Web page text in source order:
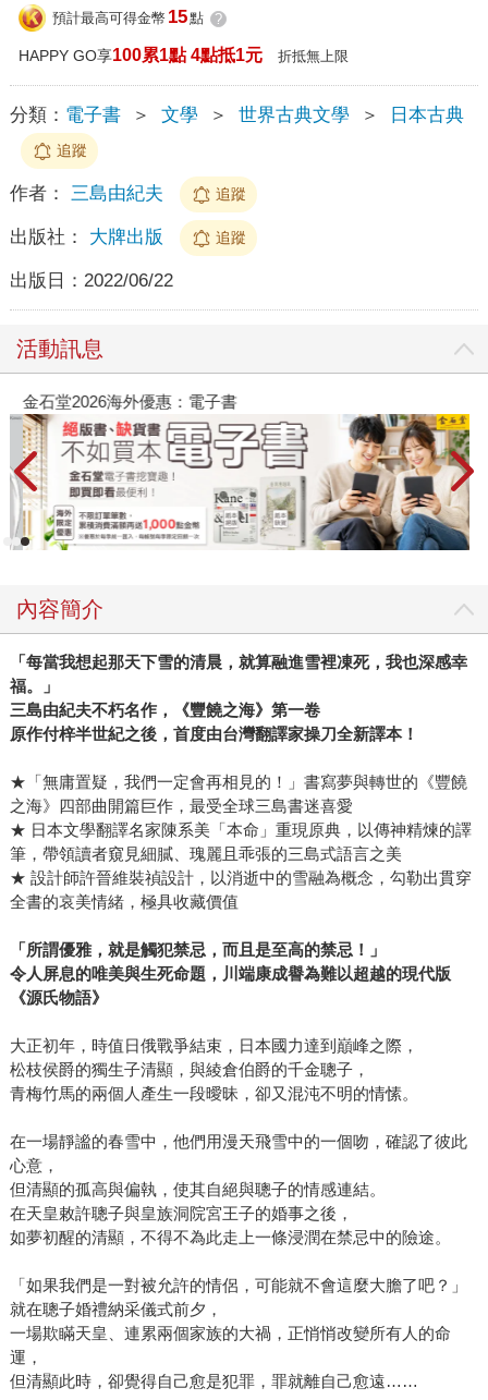
預計最高可得金幣 15點 ?
HAPPY GO享100累1點 4點抵1元 折抵無上限
分類： 電子書 ＞ 文學 ＞ 世界古典文學 ＞ 日本古典
追蹤
作者： 三島由紀夫 追蹤
出版社： 大牌出版 追蹤
出版日： 2022/06/22
活動訊息
金石堂2026海外優惠：電子書
內容簡介
「每當我想起那天下雪的清晨，就算融進雪裡凍死，我也深感幸
福。」
三島由紀夫不朽名作，《豐饒之海》第一卷
原作付梓半世紀之後，首度由台灣翻譯家操刀全新譯本！
★「無庸置疑，我們一定會再相見的！」書寫夢與轉世的《豐饒
之海》四部曲開篇巨作，最受全球三島書迷喜愛
★ 日本文學翻譯名家陳系美「本命」重現原典，以傳神精煉的譯
筆，帶領讀者窺見細膩、瑰麗且乖張的三島式語言之美
★ 設計師許晉維裝禎設計，以消逝中的雪融為概念，勾勒出貫穿
全書的哀美情緒，極具收藏價值
「所謂優雅，就是觸犯禁忌，而且是至高的禁忌！」
令人屏息的唯美與生死命題， 川端康成譽為難以超越的現代版
《源氏物語》
大正初年，時值日俄戰爭結束，日本國力達到巔峰之際，
松枝侯爵的獨生子清顯，與綾倉伯爵的千金聰子，
青梅竹馬的兩個人產生一段曖昧，卻又混沌不明的情愫。
在一場靜謐的春雪中，他們用漫天飛雪中的一個吻，確認了彼此
心意，
但清顯的孤高與偏執，使其自絕與聰子的情感連結。
在天皇敕許聰子與皇族洞院宮王子的婚事之後，
如夢初醒的清顯，不得不為此走上一條浸潤在禁忌中的險途。
「如果我們是一對被允許的情侶，可能就不會這麼大膽了吧？」
就在聰子婚禮納采儀式前夕，
一場欺瞞天皇、連累兩個家族的大禍，正悄悄改變所有人的命
運，
但清顯此時，卻覺得自己愈是犯罪，罪就離自己愈遠……